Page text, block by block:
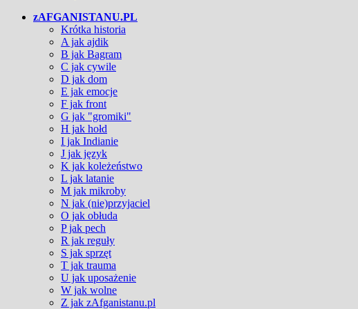
zAFGANISTANU.PL
Krótka historia
A jak ajdik
B jak Bagram
C jak cywile
D jak dom
E jak emocje
F jak front
G jak "gromiki"
H jak hołd
I jak Indianie
J jak język
K jak koleżeństwo
L jak latanie
M jak mikroby
N jak (nie)przyjaciel
O jak obłuda
P jak pech
R jak reguły
S jak sprzęt
T jak trauma
U jak uposażenie
W jak wolne
Z jak zAfganistanu.pl